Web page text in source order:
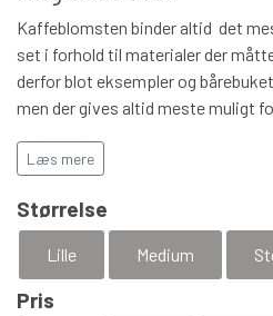
Kaffeblomsten binder altid det
set i forhold til materialer der
derfor blot eksempler og
men der gives altid meste muligt
Bårebuketter der ønskes bragt ud
min før ceremonien. Her vil kirkens
sørge for at bårebuket lægges på
nærmeste pårørende.
VIGTIGT- kan kirke ikke vælges i
dækker vi den ikke
Læs mere
Størrelse
Lille Medium
Pris